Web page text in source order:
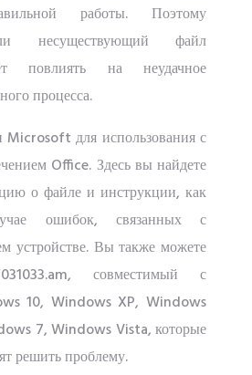
работы. Поэтому
несуществующий файл
повлиять на неудачное
процесса.
Microsoft для использования с
Office. Здесь вы найдете
о файле и инструкции, как
ошибок, связанных с
устройстве. Вы также можете
совместимый с
10, Windows XP, Windows
7, Windows Vista, которые
решить проблему.